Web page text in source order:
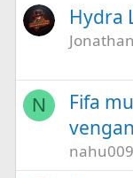
Hydra
N
Fifa